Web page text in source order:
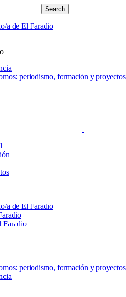
a de El Faradio
periodismo, formación y proyectos
a de El Faradio
Faradio
periodismo, formación y proyectos